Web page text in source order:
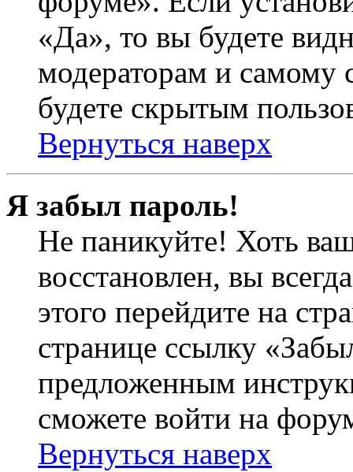
«Да», то вы будете
модераторам и самому
будете скрытым
Вернуться наверх
Я забыл пароль!
Не паникуйте! Хоть
восстановлен, вы
этого перейдите на
странице ссылку
предложенным
сможете войти на
Вернуться наверх